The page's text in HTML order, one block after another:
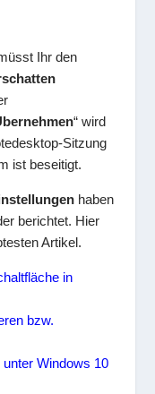
Ihr den
“ wird
Sitzung
ist beseitigt.
haben
berichtet. Hier
Artikel.
in
bzw.
Windows 10